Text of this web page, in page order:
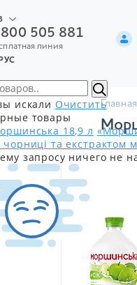
505 881
линия
РУС
искали Очистить
товары
18,9 л
та екстрактом
запросу ничего не
Главная